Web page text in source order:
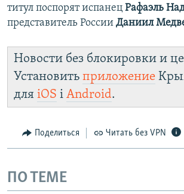
титул поспорят испанец Рафаэль
представитель России Даниил
Новости без блокировки и
Установить приложение
для iOS і Android.
Поделиться Читать без VPN
ПО ТЕМЕ